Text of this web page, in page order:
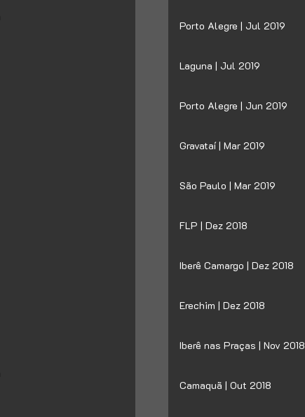
Porto Alegre | Jul 2019
Laguna | Jul 2019
Porto Alegre | Jun 2019
Gravataí | Mar 2019
São Paulo | Mar 2019
FLP | Dez 2018
Iberê Camargo | Dez 2018
Erechim | Dez 2018
Iberê nas Praças | Nov 2018
Camaquã | Out 2018